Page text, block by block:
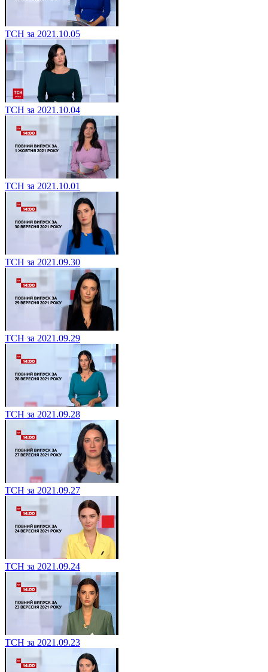
ТСН за 2021.10.05
ТСН за 2021.10.04
ТСН за 2021.10.01
ТСН за 2021.09.30
ТСН за 2021.09.29
ТСН за 2021.09.28
ТСН за 2021.09.27
ТСН за 2021.09.24
ТСН за 2021.09.23